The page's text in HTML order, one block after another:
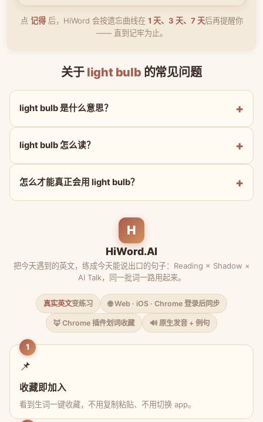
点 记得后，HiWord 会按遗忘曲线在 1 天、3 天、7 天后再提醒你
—— 直到记牢为止。
关于 light bulb 的常见问题
light bulb 是什么意思？
light bulb 怎么读？
怎么才能真正会用 light bulb？
H
HiWord.AI
把今天遇到的英文，练成今天能说出口的句子：Reading × Shadow ×
AI Talk，同一批词一路用起来。
真实英文变练习 🌐 Web · iOS · Chrome 登录后同步
🦊 Chrome 插件划词收藏 🔊 原生发音 + 例句
1
📌
收藏即加入
看到生词一键收藏，不用复制粘贴、不用切换 app。